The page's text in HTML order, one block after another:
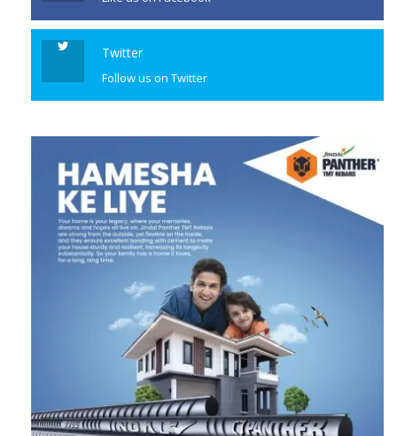
Twitter
Follow us on Twitter